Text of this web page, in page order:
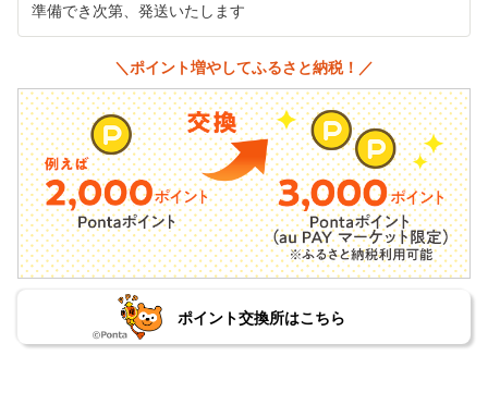
準備でき次第、発送いたします
＼ポイント増やしてふるさと納税！／
ポイント交換所はこちら